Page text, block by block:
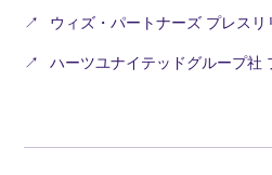
ウィズ・パートナーズ プレスリ
ハーツユナイテッドグループ社